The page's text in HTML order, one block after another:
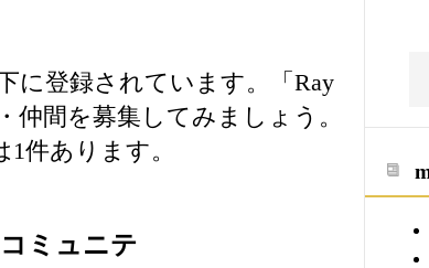
に登録されています。「Ray
仲間を募集してみましょう。
件あります。
ミュニテ